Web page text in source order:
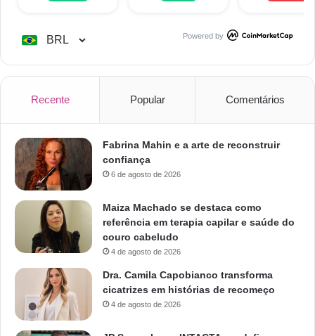
Powered by
Recente Popular Comentários
Fabrina Mahin e a arte de reconstruir
confiança
6 de agosto de 2026
Maiza Machado se destaca como
referência em terapia capilar e saúde do
couro cabeludo
4 de agosto de 2026
Dra. Camila Capobianco transforma
cicatrizes em histórias de recomeço
4 de agosto de 2026